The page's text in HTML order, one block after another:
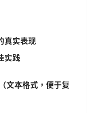
真实表现
实践
文本格式，便于复